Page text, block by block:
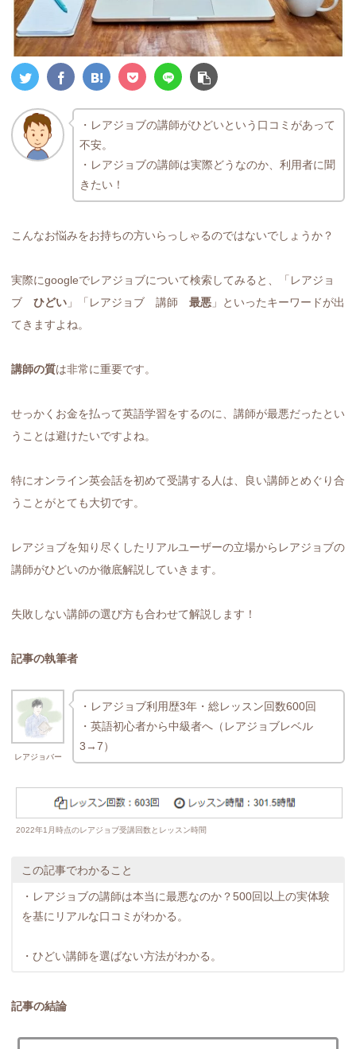
・レアジョブの講師がひどいという口コミがあって
不安。
・レアジョブの講師は実際どうなのか、利用者に聞
きたい！
こんなお悩みをお持ちの方いらっしゃるのではないでしょうか？
実際にgoogleでレアジョブについて検索してみると、「レアジョ
ブ ひどい 」「レアジョブ 講師 最悪 」といったキーワードが出
てきますよね。
講師の質は非常に重要です。
せっかくお金を払って英語学習をするのに、講師が最悪だったとい
うことは避けたいですよね。
特にオンライン英会話を初めて受講する人は、良い講師とめぐり合
うことがとても大切です。
レアジョブを知り尽くしたリアルユーザーの立場からレアジョブの
講師がひどいのか徹底解説していきます。
失敗しない講師の選び方も合わせて解説します！
記事の執筆者
レアジョバー
・レアジョブ利用歴3年・総レッスン回数600回
・英語初心者から中級者へ（レアジョブレベル
3→7）
2022年1月時点のレアジョブ受講回数とレッスン時間
この記事でわかること
・レアジョブの講師は本当に最悪なのか？500回以上の実体験
を基にリアルな口コミがわかる。
・ひどい講師を選ばない方法がわかる。
記事の結論